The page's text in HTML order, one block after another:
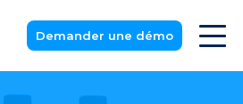
Demander une démo